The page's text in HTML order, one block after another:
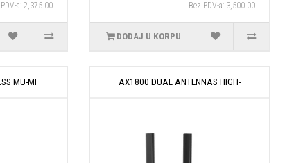
a: 2,375.00 Bez PDV-a: 3,500.00
DODAJ U KORPU
MU-MI AX1800 DUAL ANTENNAS HIGH-